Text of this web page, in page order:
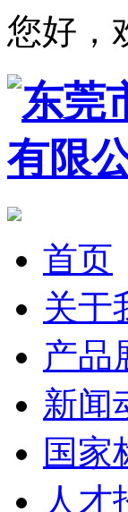
您好，
首页
关于
产品
新闻
国家
人才